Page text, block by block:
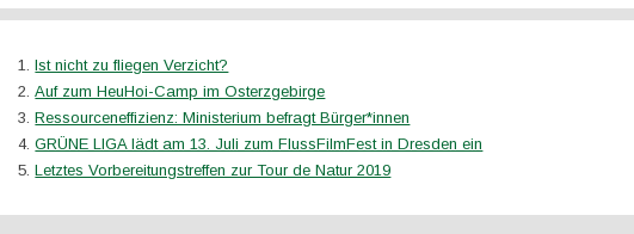
Ist nicht zu fliegen Verzicht?
Auf zum HeuHoi-Camp im Osterzgebirge
Ressourceneffizienz: Ministerium befragt Bürger*innen
GRÜNE LIGA lädt am 13. Juli zum FlussFilmFest in Dresden ein
Letztes Vorbereitungstreffen zur Tour de Natur 2019